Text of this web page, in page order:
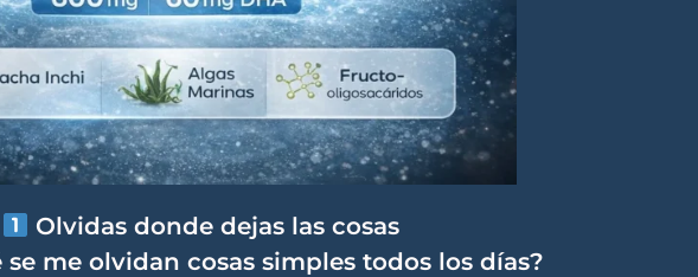
Olvidas donde dejas las cosas
se me olvidan cosas simples todos los días?